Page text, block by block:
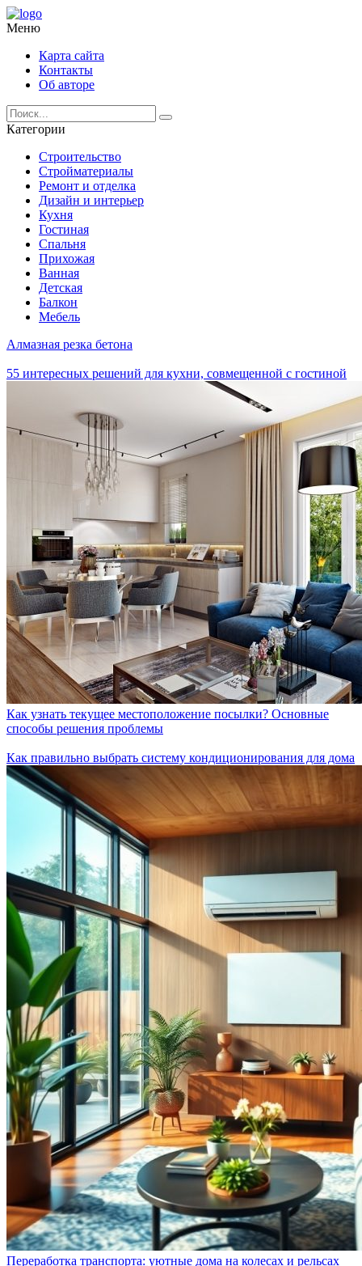
Меню
Карта сайта
Контакты
Об авторе
Категории
Строительство
Стройматериалы
Ремонт и отделка
Дизайн и интерьер
Кухня
Гостиная
Спальня
Прихожая
Ванная
Детская
Балкон
Мебель
Алмазная резка бетона
55 интересных решений для кухни, совмещенной с гостиной
Как узнать текущее местоположение посылки? Основные
способы решения проблемы
Как правильно выбрать систему кондиционирования для дома
Переработка транспорта: уютные дома на колесах и рельсах